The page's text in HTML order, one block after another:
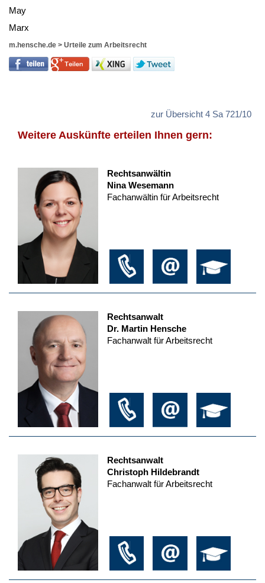
May
Marx
m.hensche.de > Urteile zum Arbeitsrecht
zur Übersicht 4 Sa 721/10
Weitere Auskünfte erteilen Ihnen gern:
Rechtsanwältin
Nina Wesemann
Fachanwältin für Arbeitsrecht
Rechtsanwalt
Dr. Martin Hensche
Fachanwalt für Arbeitsrecht
Rechtsanwalt
Christoph Hildebrandt
Fachanwalt für Arbeitsrecht